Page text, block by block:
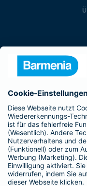
Barmenia